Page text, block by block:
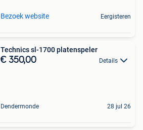
Bezoek website Eergisteren
Technics sl-1700 platenspeler
€ 350,00 Details
Dendermonde 28 jul 26